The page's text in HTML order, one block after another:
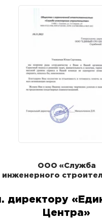
ООО «Служба
инженерного
директору
Центра»